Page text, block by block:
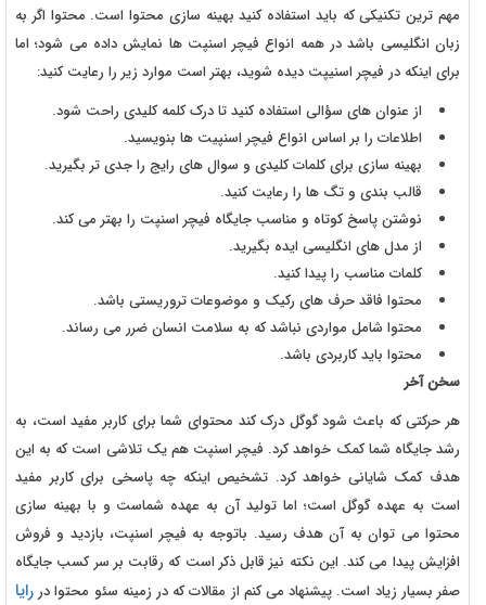
مهم ترین تکنیکی که باید استفاده کنید بهینه سازی محتوا است. محتوا اگر به
زبان انگلیسی باشد در همه انواع فیچر اسنپت ها نمایش داده می شود؛ اما
برای اینکه در فیچر اسنیپت دیده شوید، بهتر است موارد زیر را رعایت کنید:
از عنوان های سؤالی استفاده کنید تا درک کلمه کلیدی راحت شود.
اطلاعات را بر اساس انواع فیچر اسنپیت ها بنویسید.
بهینه سازی برای کلمات کلیدی و سوال های رایج را جدی تر بگیرید.
قالب بندی و تگ ها را رعایت کنید.
نوشتن پاسخ کوتاه و مناسب جایگاه فیچر اسنپت را بهتر می کند.
از مدل های انگلیسی ایده بگیرید.
کلمات مناسب را پیدا کنید.
محتوا فاقد حرف های رکیک و موضوعات تروریستی باشد.
محتوا شامل مواردی نباشد که به سلامت انسان ضرر می رساند.
محتوا باید کاربردی باشد.
سخن آخر
هر حرکتی که باعث شود گوگل درک کند محتوای شما برای کاربر مفید است، به
رشد جایگاه شما کمک خواهد کرد. فیچر اسنپت هم یک تلاشی است که به این
هدف کمک شایانی خواهد کرد. تشخیص اینکه چه پاسخی برای کاربر مفید
است به عهده گوگل است؛ اما تولید آن به عهده شماست و با بهینه سازی
محتوا می توان به آن هدف رسید. باتوجه به فیچر اسنپت، بازدید و فروش
افزایش پیدا می کند. این نکته نیز قابل ذکر است که رقابت بر سر کسب جایگاه
صفر بسیار زیاد است. پیشنهاد می کنم از مقالات که در زمینه سئو محتوا در رایا